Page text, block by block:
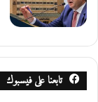
تابعنا على فيسبوك